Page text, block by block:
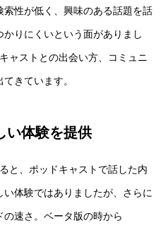
性が低く、興味のある話題を話
りにくいという面がありまし
ャストとの出会い方、コミュニ
きています。
い体験を提供
と、ポッドキャストで話した内
体験ではありましたが、さらに
速さ。ベータ版の時から